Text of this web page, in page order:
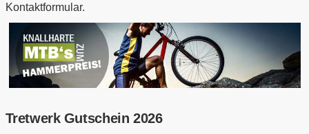
Kontaktformular.
Tretwerk Gutschein 2026